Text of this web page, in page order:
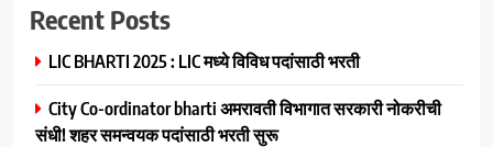
Recent Posts
LIC BHARTI 2025 : LIC मध्ये विविध पदांसाठी भरती
City Co-ordinator bharti अमरावती विभागात सरकारी नोकरीची
संधी! शहर समन्वयक पदांसाठी भरती सुरू